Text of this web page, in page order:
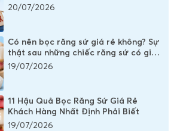
20/07/2026
Có nên bọc răng sứ giá rẻ không? Sự
thật sau những chiếc răng sứ có giá
vài trăm nghìn
19/07/2026
11 Hậu Quả Bọc Răng Sứ Giá Rẻ
Khách Hàng Nhất Định Phải Biết
19/07/2026